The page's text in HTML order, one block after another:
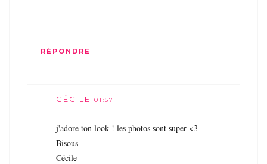
RÉPONDRE
CÉCILE 01:57
j'adore ton look ! les photos sont super <3
Bisous
Cécile